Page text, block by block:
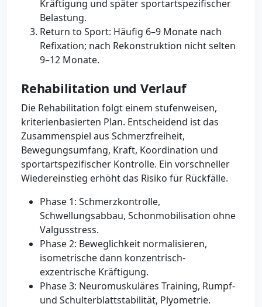
Kräftigung und später sportartspezifischer
Belastung.
Return to Sport: Häufig 6–9 Monate nach
Refixation; nach Rekonstruktion nicht selten
9–12 Monate.
Rehabilitation und Verlauf
Die Rehabilitation folgt einem stufenweisen,
kriterienbasierten Plan. Entscheidend ist das
Zusammenspiel aus Schmerzfreiheit,
Bewegungsumfang, Kraft, Koordination und
sportartspezifischer Kontrolle. Ein vorschneller
Wiedereinstieg erhöht das Risiko für Rückfälle.
Phase 1: Schmerzkontrolle,
Schwellungsabbau, Schonmobilisation ohne
Valgusstress.
Phase 2: Beweglichkeit normalisieren,
isometrische dann konzentrisch-
exzentrische Kräftigung.
Phase 3: Neuromuskuläres Training, Rumpf-
und Schulterblattstabilität, Plyometrie.